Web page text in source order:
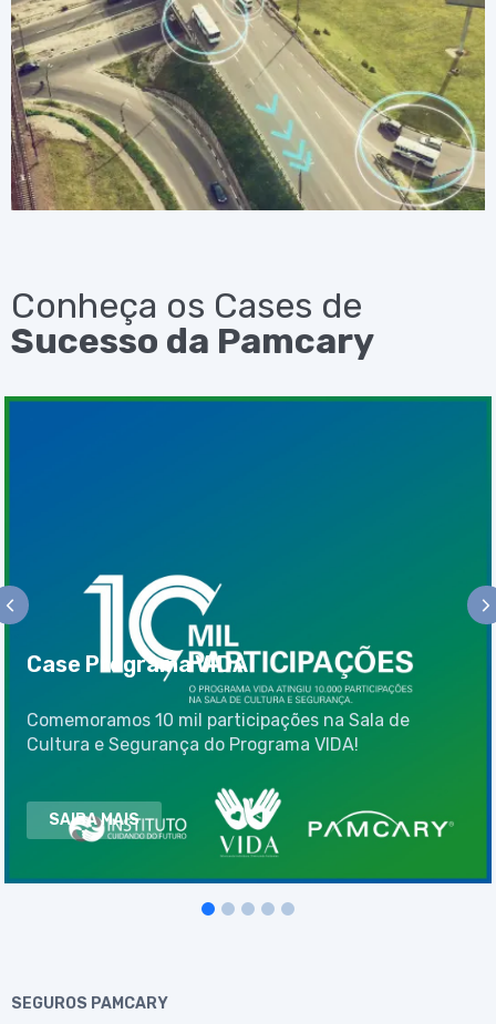
Conheça os Cases de
Sucesso da Pamcary
Case Programa VIDA
Comemoramos 10 mil participações na Sala de
Cultura e Segurança do Programa VIDA!
SAIBA MAIS
4 5
SEGUROS PAMCARY